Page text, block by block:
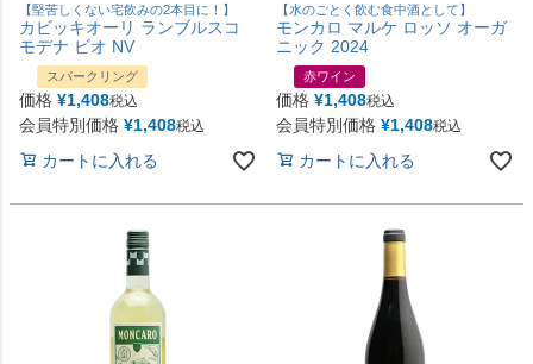
【堅苦しくない宅飲みの2本目に！】
カビッキオーリ ランブルスコ
モデナ ビオ NV
スパークリング
価格 ¥1,408税込
会員特別価格 ¥1,408税込
カートに入れる
【水のごとく飲む食中酒として】
モンカロ マルケ ロッソ オーガ
ニック 2024
赤ワイン
価格 ¥1,408税込
会員特別価格 ¥1,408税込
カートに入れる